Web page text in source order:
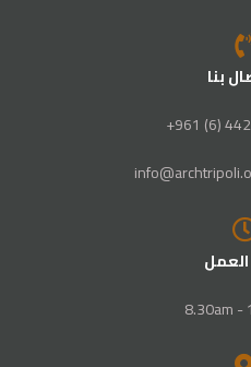
بنا
8.30am -